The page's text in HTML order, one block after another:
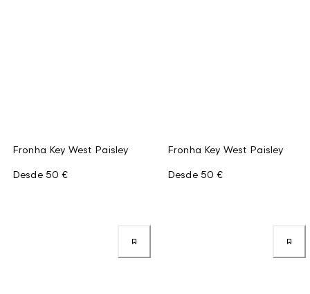
Fronha Key West Paisley
Desde 50 €
Fronha Key West Paisley
Desde 50 €